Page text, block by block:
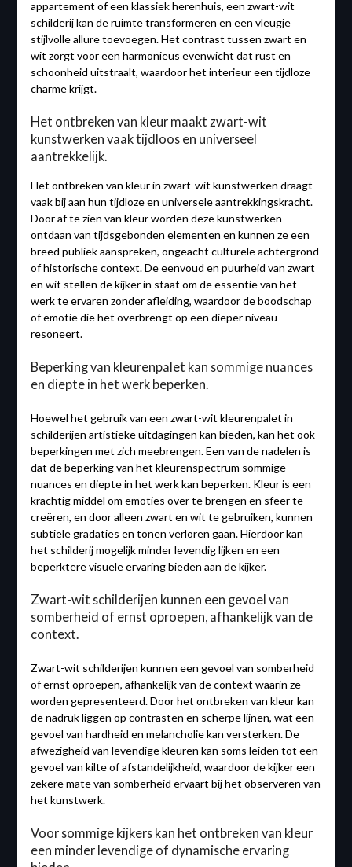
appartement of een klassiek herenhuis, een zwart-wit
schilderij kan de ruimte transformeren en een vleugje
stijlvolle allure toevoegen. Het contrast tussen zwart en
wit zorgt voor een harmonieus evenwicht dat rust en
schoonheid uitstraalt, waardoor het interieur een tijdloze
charme krijgt.
Het ontbreken van kleur maakt zwart-wit
kunstwerken vaak tijdloos en universeel
aantrekkelijk.
Het ontbreken van kleur in zwart-wit kunstwerken draagt
vaak bij aan hun tijdloze en universele aantrekkingskracht.
Door af te zien van kleur worden deze kunstwerken
ontdaan van tijdsgebonden elementen en kunnen ze een
breed publiek aanspreken, ongeacht culturele achtergrond
of historische context. De eenvoud en puurheid van zwart
en wit stellen de kijker in staat om de essentie van het
werk te ervaren zonder afleiding, waardoor de boodschap
of emotie die het overbrengt op een dieper niveau
resoneert.
Beperking van kleurenpalet kan sommige nuances
en diepte in het werk beperken.
Hoewel het gebruik van een zwart-wit kleurenpalet in
schilderijen artistieke uitdagingen kan bieden, kan het ook
beperkingen met zich meebrengen. Een van de nadelen is
dat de beperking van het kleurenspectrum sommige
nuances en diepte in het werk kan beperken. Kleur is een
krachtig middel om emoties over te brengen en sfeer te
creëren, en door alleen zwart en wit te gebruiken, kunnen
subtiele gradaties en tonen verloren gaan. Hierdoor kan
het schilderij mogelijk minder levendig lijken en een
beperktere visuele ervaring bieden aan de kijker.
Zwart-wit schilderijen kunnen een gevoel van
somberheid of ernst oproepen, afhankelijk van de
context.
Zwart-wit schilderijen kunnen een gevoel van somberheid
of ernst oproepen, afhankelijk van de context waarin ze
worden gepresenteerd. Door het ontbreken van kleur kan
de nadruk liggen op contrasten en scherpe lijnen, wat een
gevoel van hardheid en melancholie kan versterken. De
afwezigheid van levendige kleuren kan soms leiden tot een
gevoel van kilte of afstandelijkheid, waardoor de kijker een
zekere mate van somberheid ervaart bij het observeren van
het kunstwerk.
Voor sommige kijkers kan het ontbreken van kleur
een minder levendige of dynamische ervaring